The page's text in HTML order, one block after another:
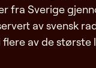
fra Sverige
av svensk
av de største